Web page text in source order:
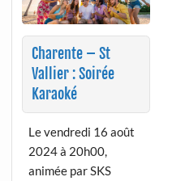
Charente – St
Vallier : Soirée
Karaoké
Le vendredi 16 août
2024 à 20h00,
animée par SKS